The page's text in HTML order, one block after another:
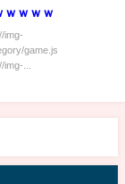
ｗｗｗｗ
img-
game.js
...